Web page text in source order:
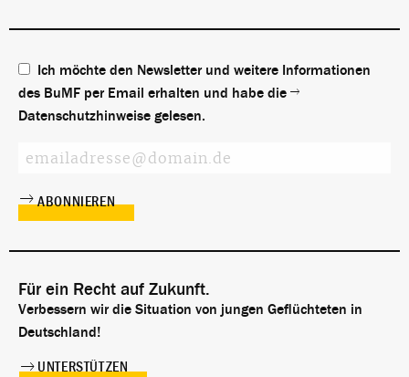
Ich möchte den Newsletter und weitere Informationen
des BuMF per Email erhalten und habe die
Datenschutzhinweise gelesen.
Für ein Recht auf Zukunft.
Verbessern wir die Situation von jungen Geflüchteten in
Deutschland!
UNTERSTÜTZEN